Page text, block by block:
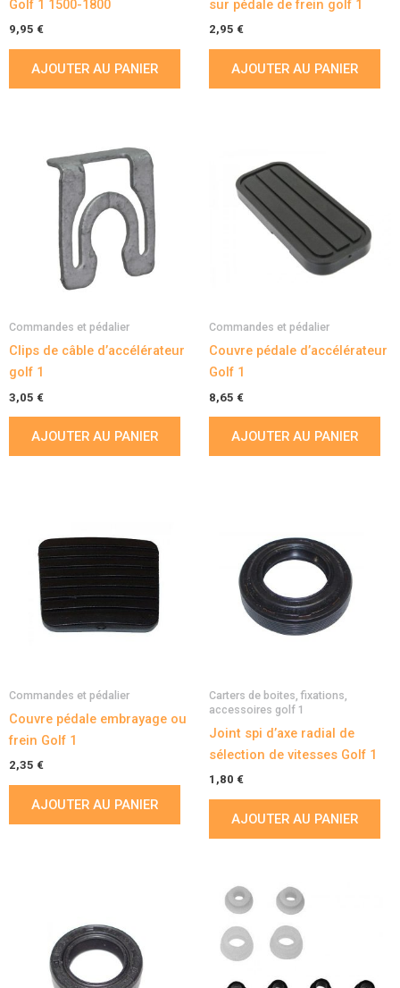
Golf 1 1500-1800
9,95 €
AJOUTER AU PANIER
sur pédale de frein golf 1
2,95 €
AJOUTER AU PANIER
Commandes et pédalier
Clips de câble d’accélérateur
golf 1
3,05 €
AJOUTER AU PANIER
Commandes et pédalier
Couvre pédale d’accélérateur
Golf 1
8,65 €
AJOUTER AU PANIER
Commandes et pédalier
Couvre pédale embrayage ou
frein Golf 1
2,35 €
AJOUTER AU PANIER
Carters de boites, fixations,
accessoires golf 1
Joint spi d’axe radial de
sélection de vitesses Golf 1
1,80 €
AJOUTER AU PANIER